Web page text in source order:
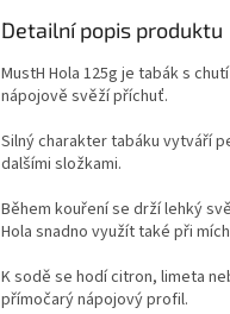
Detailní popis produktu
MustH Hola 125g je tabák s
nápojově svěží příchuť.
Silný charakter tabáku vytváří
dalšími složkami.
Během kouření se drží lehký
Hola snadno využít také při
K sodě se hodí citron, limeta
přímočarý nápojový profil.